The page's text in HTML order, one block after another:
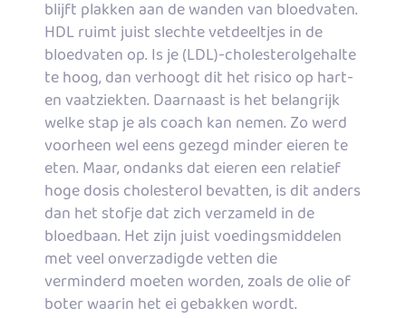
blijft plakken aan de wanden van bloedvaten.
HDL ruimt juist slechte vetdeeltjes in de
bloedvaten op. Is je (LDL)-cholesterolgehalte
te hoog, dan verhoogt dit het risico op hart-
en vaatziekten. Daarnaast is het belangrijk
welke stap je als coach kan nemen. Zo werd
voorheen wel eens gezegd minder eieren te
eten. Maar, ondanks dat eieren een relatief
hoge dosis cholesterol bevatten, is dit anders
dan het stofje dat zich verzameld in de
bloedbaan. Het zijn juist voedingsmiddelen
met veel onverzadigde vetten die
verminderd moeten worden, zoals de olie of
boter waarin het ei gebakken wordt.